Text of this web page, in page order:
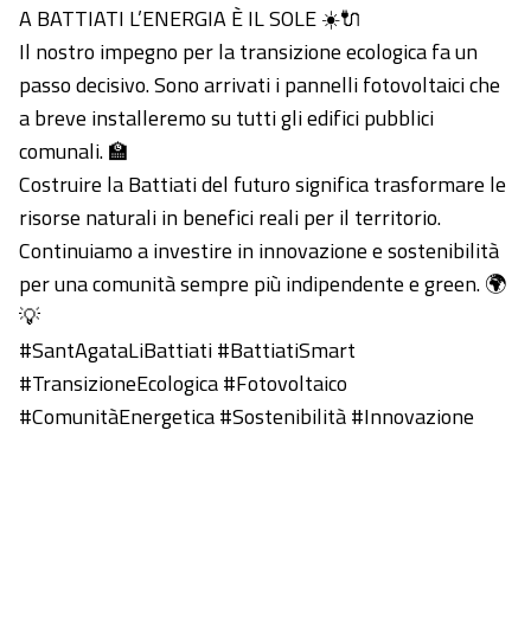
A BATTIATI L’ENERGIA È IL SOLE ☀️🔌
Il nostro impegno per la transizione ecologica fa un
passo decisivo. Sono arrivati i pannelli fotovoltaici che
a breve installeremo su tutti gli edifici pubblici
comunali. 🏫
Costruire la Battiati del futuro significa trasformare le
risorse naturali in benefici reali per il territorio.
Continuiamo a investire in innovazione e sostenibilità
per una comunità sempre più indipendente e green. 🌍
💡
#SantAgataLiBattiati #BattiatiSmart
#TransizioneEcologica #Fotovoltaico
#ComunitàEnergetica #Sostenibilità #Innovazione